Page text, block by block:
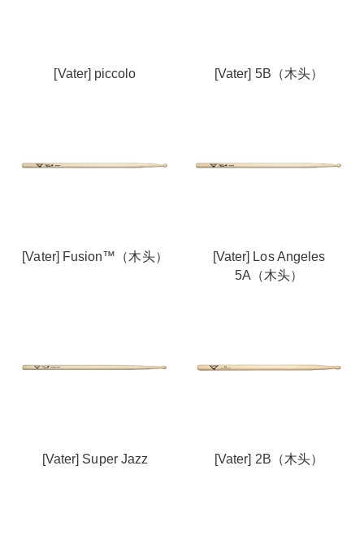
[Vater] piccolo [Vater] 5B（木头）
[Vater] Fusion™（木头）
[Vater] Los Angeles
5A（木头）
[Vater] Super Jazz [Vater] 2B（木头）